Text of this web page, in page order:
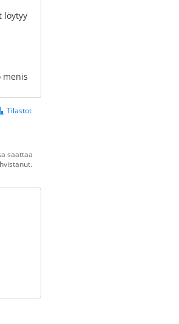
löytyy
menis
Tilastot
saattaa